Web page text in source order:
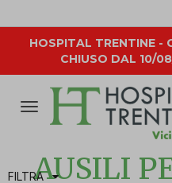
HOSPITAL TRENTINE -
CHIUSO DAL 10/
Attiva/disattiva
FILTRAAUSILI